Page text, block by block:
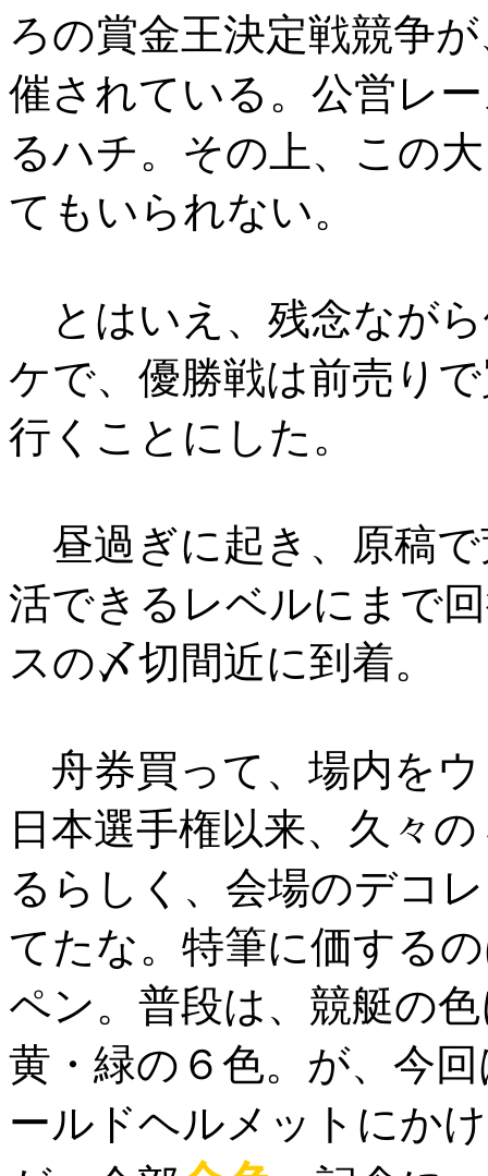
ろの賞金王決定戦競争
催されている。公営レ
るハチ。その上、この
てもいられない。
とはいえ、残念なが
ケで、優勝戦は前売り
行くことにした。
昼過ぎに起き、原稿
活できるレベルにまで
スの〆切間近に到着。
舟券買って、場内を
日本選手権以来、久々
るらしく、会場のデコ
てたな。特筆に価する
ペン。普段は、競艇の
黄・緑の６色。が、今
ールドヘルメットにか